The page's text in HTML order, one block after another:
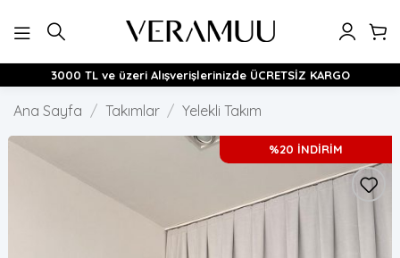
atla
3000 TL ve üzeri Alışverişlerinizde ÜCRETSİZ KARGO
Ana Sayfa / Takımlar / Yelekli Takım
%20 İNDİRİM